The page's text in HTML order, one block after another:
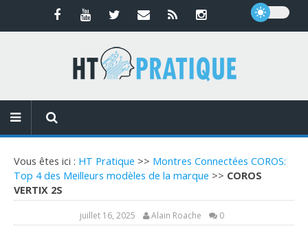
Vous êtes ici : HT Pratique >> Montres Connectées COROS:
Top 4 des Meilleurs modèles de la marque >> COROS
VERTIX 2S
juillet 16, 2025 Alain Roache 0